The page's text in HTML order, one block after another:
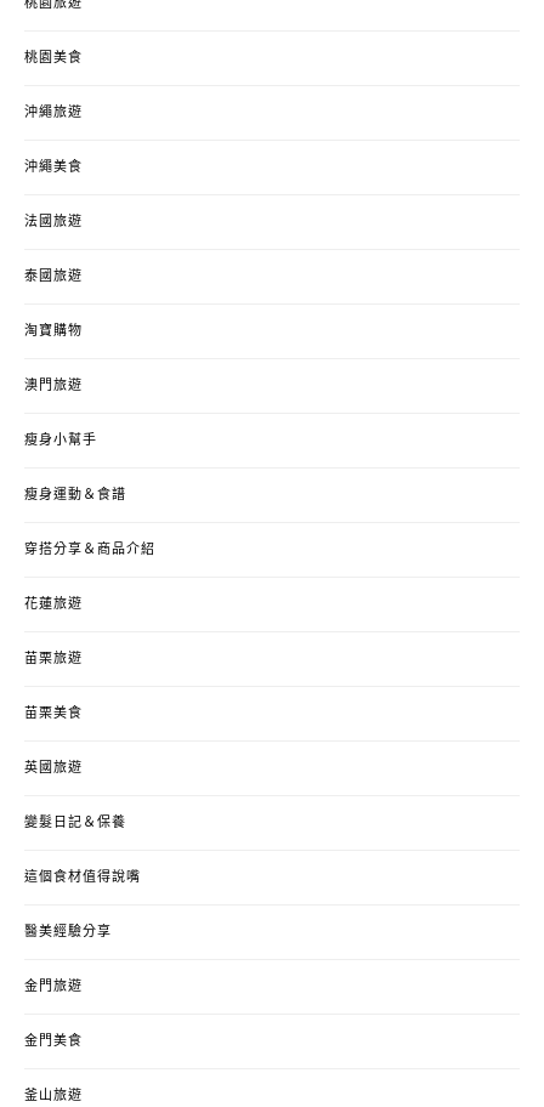
桃園旅遊
桃園美食
沖繩旅遊
沖繩美食
法國旅遊
泰國旅遊
淘寶購物
澳門旅遊
瘦身小幫手
瘦身運動＆食譜
穿搭分享＆商品介紹
花蓮旅遊
苗栗旅遊
苗栗美食
英國旅遊
變髮日記＆保養
這個食材值得說嘴
醫美經驗分享
金門旅遊
金門美食
釜山旅遊